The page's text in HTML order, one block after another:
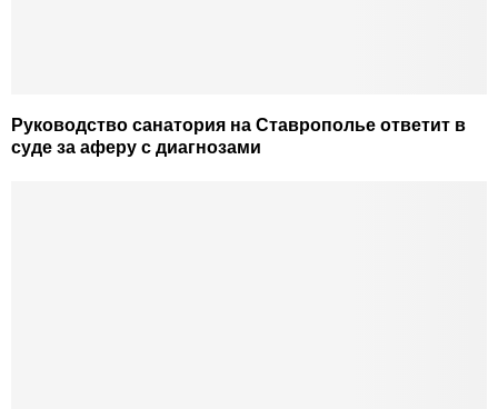
Руководство санатория на Ставрополье ответит в
суде за аферу с диагнозами